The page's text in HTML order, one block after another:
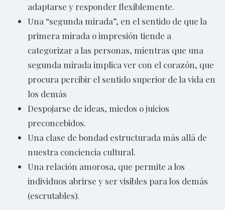
adaptarse y responder flexiblemente.
Una “segunda mirada”, en el sentido de que la
primera mirada o impresión tiende a
categorizar a las personas, mientras que una
segunda mirada implica ver con el corazón, que
procura percibir el sentido superior de la vida en
los demás
Despojarse de ideas, miedos o juicios
preconcebidos.
Una clase de bondad estructurada más allá de
nuestra conciencia cultural.
Una relación amorosa, que permite a los
individuos abrirse y ser visibles para los demás
(escrutables).